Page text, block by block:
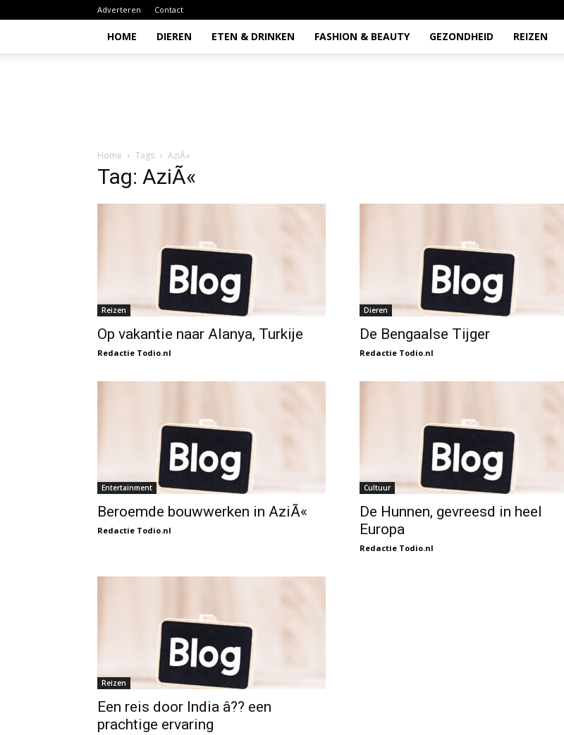
Adverteren Contact
HOME DIEREN ETEN & DRINKEN FASHION & BEAUTY GEZONDHEID REIZEN
Home Tags AziÃ«
Tag: AziÃ«
Reizen
Op vakantie naar Alanya, Turkije
Redactie Todio.nl
Dieren
De Bengaalse Tijger
Redactie Todio.nl
Entertainment
Beroemde bouwwerken in AziÃ«
Redactie Todio.nl
Cultuur
De Hunnen, gevreesd in heel
Europa
Redactie Todio.nl
Reizen
Een reis door India â?? een
prachtige ervaring